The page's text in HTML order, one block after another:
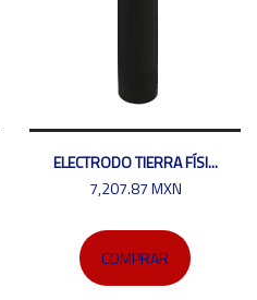
ELECTRODO TIERRA FÍSI...
7,207.87 MXN
COMPRAR